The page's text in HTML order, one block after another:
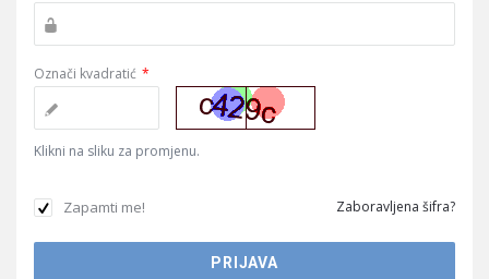
Označi kvadratić *
Klikni na sliku za promjenu.
Zapamti me! Zaboravljena šifra?